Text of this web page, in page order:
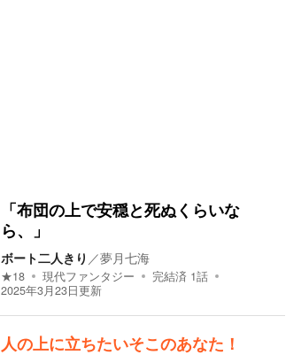
「布団の上で安穏と死ぬくらいな
ら、」
ボート二人きり ／夢月七海
★18 現代ファンタジー 完結済 1話
2025年3月23日更新
人の上に立ちたいそこのあなた！